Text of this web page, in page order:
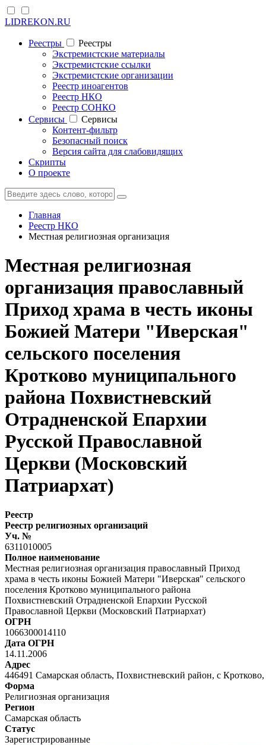
LIDREKON.RU
Реестры
Реестры
Экстремистские материалы
Экстремистские ссылки
Экстремистские организации
Реестр иноагентов
Реестр НКО
Реестр СОНКО
Cервисы
Cервисы
Контент-фильтр
Безопасный поиск
Версия сайта для слабовидящих
Скрипты
О проекте
Главная
Реестр НКО
Местная религиозная организация
Местная религиозная
организация православный
Приход храма в честь иконы
Божией Матери "Иверская"
сельского поселения
Кротково муниципального
района Похвистневский
Отрадненской Епархии
Русской Православной
Церкви (Московский
Патриархат)
Реестр
Реестр религиозных организаций
Уч. №
6311010005
Полное наименование
Местная религиозная организация православный Приход
храма в честь иконы Божией Матери "Иверская" сельского
поселения Кротково муниципального района
Похвистневский Отрадненской Епархии Русской
Православной Церкви (Московский Патриархат)
ОГРН
1066300014110
Дата ОГРН
14.11.2006
Адрес
446491 Самарская область, Похвистневский район, с
Форма
Религиозная организация
Регион
Самарская область
Статус
Зарегистрированные